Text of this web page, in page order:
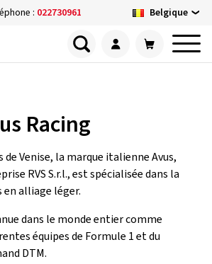
: 022730961 Belgique
Racing
de Venise, la marque italienne Avus,
RVS S.r.l., est spécialisée dans la
en alliage léger.
dans le monde entier comme
équipes de Formule 1 et du
DTM.